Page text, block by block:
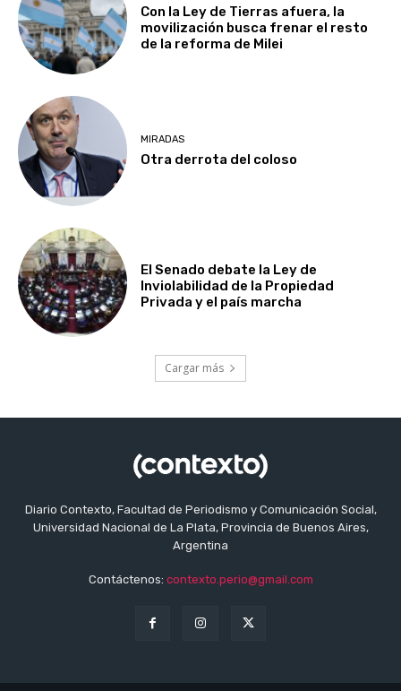
Con la Ley de Tierras afuera, la
movilización busca frenar el resto
de la reforma de Milei
MIRADAS
Otra derrota del coloso
El Senado debate la Ley de
Inviolabilidad de la Propiedad
Privada y el país marcha
Cargar más
Diario Contexto, Facultad de Periodismo y Comunicación Social,
Universidad Nacional de La Plata, Provincia de Buenos Aires,
Argentina
Contáctenos: contexto.perio@gmail.com